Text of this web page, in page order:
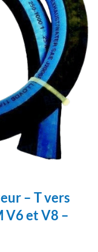
D’ENVIES
– T vers
V6 et V8 –